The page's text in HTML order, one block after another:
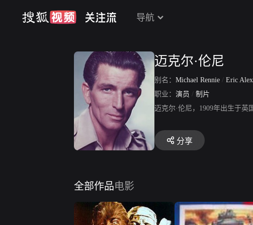
导航
迈克尔·伦尼
别名： Michael Rennie / Eric
职业： 演员 / 制片
迈克尔·伦尼，1909年出生于英
分享
全部作品电影